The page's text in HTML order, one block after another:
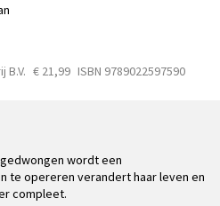
B.V. € 21,99 ISBN 9789022597590
wordt een
te opereren verandert haar leven en
compleet.